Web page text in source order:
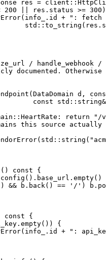
res = client::
200 res . status >= 300
( info_ . id + " : fetch
std:: to_string ( res .
/
documented.
(DataDomain d ,
const std::string&
return " /
this source actually
(std:: string ( "
() const {
config (). base_url . empty()
&& b . back () == ' / ' ) b .
const {
. empty()) {
( info_ . id + " :